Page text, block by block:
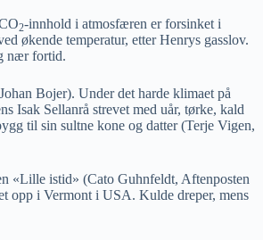
2-innhold i atmosfæren er forsinket i
økende temperatur, etter Henrys gasslov.
nær fortid.
Bojer). Under det harde klimaet på
Isak Sellanrå strevet med uår, tørke, kald
til sin sultne kone og datter (Terje Vigen,
«Lille istid» (Cato Guhnfeldt, Aftenposten
opp i Vermont i USA. Kulde dreper, mens